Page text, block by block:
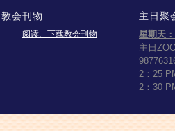
教会刊物
阅读、下载教会刊物
主日聚
星期天：
主日
2：25
2：30